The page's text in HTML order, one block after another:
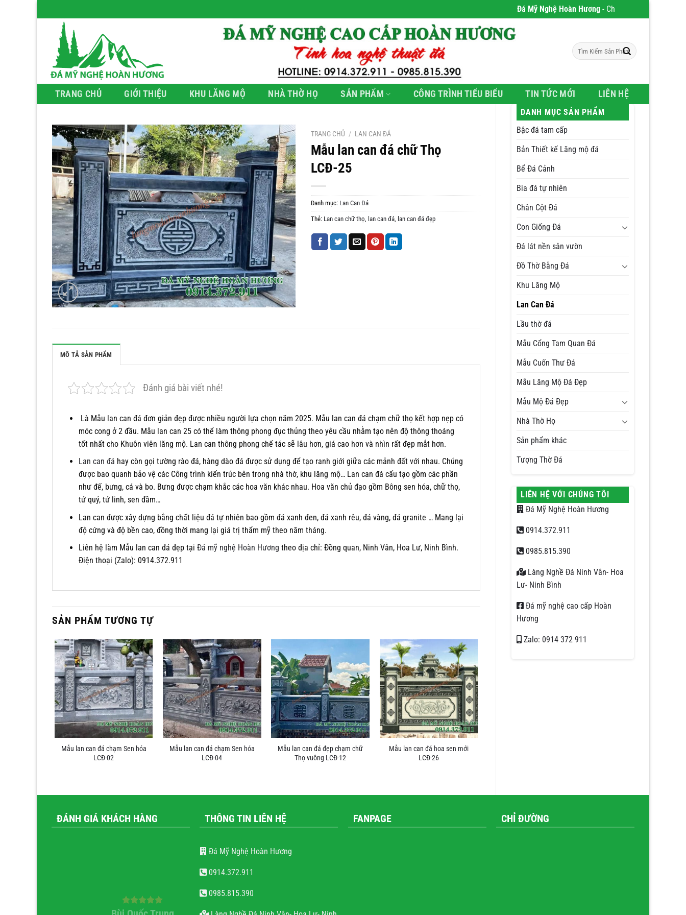
qua
Đá Mỹ Nghệ Hoàn Hương- Chúng tôi chuyên phân
Tìm
kiếm:
TRANG CHỦ GIỚI THIỆU KHU LĂNG MỘ NHÀ THỜ HỌ SẢN PHẨM CÔNG TRÌNH TIỂU BIỂU TIN TỨC MỚI LIÊN HỆ
DANH MỤC SẢN PHẨM
Bậc đá tam cấp
Bản Thiết kế Lăng mộ đá
Bể Đá Cảnh
Bia đá tự nhiên
Chân Cột Đá
Con Giống Đá
Đá lát nền sân vườn
Đồ Thờ Bằng Đá
Khu Lăng Mộ
Lan Can Đá
Lầu thờ đá
Mẫu Cổng Tam Quan Đá
Mẫu Cuốn Thư Đá
Mẫu Lăng Mộ Đá Đẹp
Mẫu Mộ Đá Đẹp
Nhà Thờ Họ
Sản phẩm khác
Tượng Thờ Đá
LIÊN HỆ VỚI CHÚNG TÔI
Đá Mỹ Nghệ Hoàn Hương
0914.372.911
0985.815.390
Làng Nghề Đá Ninh Vân- Hoa
Lư- Ninh Bình
Đá mỹ nghệ cao cấp Hoàn
Hương
Zalo: 0914 372 911
TRANG CHỦ / LAN CAN ĐÁ
Mẫu lan can đá chữ Thọ
LCĐ-25
Danh mục: Lan Can Đá
Thẻ: Lan can chữ thọ lan can đá, lan can đá đẹp
MÔ TẢ SẢN PHẨM
Đánh giá bài viết nhé!
Là Mẫu lan can đá đơn giản đẹp được nhiều người lựa chọn năm 2025. Mẫu lan can đá chạm chữ thọ kết hợp nẹp có
móc cong ở 2 đầu. Mẫu lan can 25 có thể làm thông phong đục thủng theo yêu cầu nhằm tạo nên độ thông thoáng
tốt nhất cho Khuôn viên lăng mộ. Lan can thông phong chế tác sẽ lâu hơn, giá cao hơn và nhìn rất đẹp mắt hơn.
Lan can đá hay còn gọi tường rào đá, hàng dào đá được sử dụng để tạo ranh giới giữa các mảnh đất với nhau. Chúng
được bao quanh bảo vệ các Công trình kiến trúc bên trong nhà thờ, khu lăng mộ… Lan can đá cấu tạo gồm các phần
như đế, bưng, cá và bo. Bưng được chạm khắc các hoa văn khác nhau. Hoa văn chủ đạo gồm Bông sen hóa, chữ thọ,
tứ quý, tứ linh, sen đầm…
Lan can được xây dựng bằng chất liệu đá tự nhiên bao gồm đá xanh đen, đá xanh rêu, đá vàng, đá granite … Mang lại
độ cứng và độ bền cao, đồng thời mang lại giá trị thẩm mỹ theo năm tháng.
Liên hệ làm Mẫu lan can đá đẹp tại Đá mỹ nghệ Hoàn Hương theo địa chỉ: Đồng quan, Ninh Vân, Hoa Lư, Ninh Bình.
Điện thoại (Zalo): 0914.372.911
SẢN PHẨM TƯƠNG TỰ
Mẫu lan can đá chạm Sen hóa
LCĐ-02
Mẫu lan can đá chạm Sen hóa
LCĐ-04
Mẫu lan can đá đẹp chạm chữ
Thọ vuông LCĐ-12
Mẫu lan can đá hoa sen mới
LCĐ-26
ĐÁNH GIÁ KHÁCH HÀNG THÔNG TIN LIÊN HỆ
Đá Mỹ Nghệ Hoàn Hương
0914.372.911
0985.815.390
FANPAGE CHỈ ĐƯỜNG